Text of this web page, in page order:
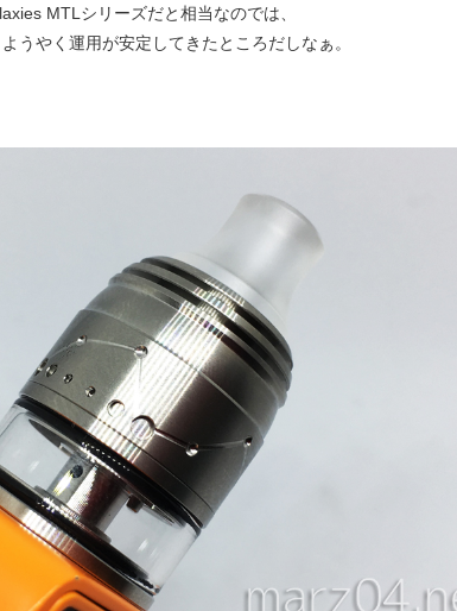
MTLシリーズだと相当なのでは、
うやく運用が安定してきたところだしなぁ。